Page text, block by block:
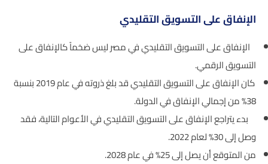
الإنفاق على التسويق التقليدي
الإنفاق على التسويق التقليدي في مصر ليس ضخماً كالإنفاق على
التسويق الرقمي.
كان الإنفاق على التسويق التقليدي قد بلغ ذروته في عام 2019 بنسبة
38% من إجمالي الإنفاق في الدولة.
بدء يتراجع الإنفاق على التسويق التقليدي في الأعوام التالية، فقد
وصل إلى 30% لعام 2022.
من المتوقع أن يصل إلى 25% في عام 2028.